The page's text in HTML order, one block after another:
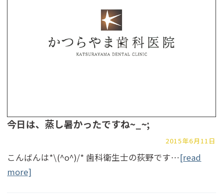
今日は、蒸し暑かったですね~_~;
2015年6月11日
こんばんは*\(^o^)/* 歯科衛生士の荻野です…[read
more]